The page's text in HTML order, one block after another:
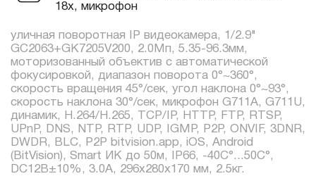
18x, микрофон
уличная поворотная IP видеокамера, 1/2.9"
GC2063+GK7205V200, 2.0Мп, 5.35-96.3мм,
моторизованный объектив с автоматической
фокусировкой, диапазон поворота 0°~360°,
скорость вращения 45°/сек, угол наклона 0°~93°,
скорость наклона 30°/сек, микрофон G711A, G711U,
динамик, H.264/H.265, TCP/IP, HTTP, FTP, RTSP,
UPnP, DNS, NTP, RTP, UDP, IGMP, P2P, ONVIF, 3DNR,
DWDR, BLC, P2P bitvision.app, iOS, Android
(BitVision), Smart ИК до 50м, IP66, -40C°...50C°,
DC12В±10%, 3.0A, 296х280х170 мм, 2.5кг.